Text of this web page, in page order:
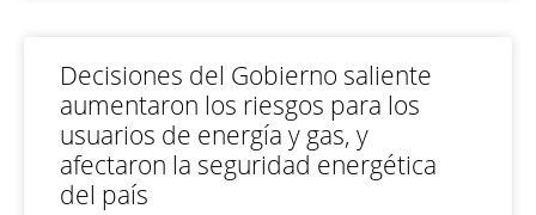
Decisiones del Gobierno saliente
aumentaron los riesgos para los
usuarios de energía y gas, y
afectaron la seguridad energética
del país